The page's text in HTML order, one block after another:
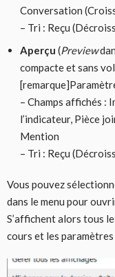
Conversation
– Tri : Reçu
Aperçu (Preview
compacte et sans
– Champs affichés :
l’indicateur, Pièce
Mention
– Tri : Reçu
Vous pouvez
dans le menu pour
S’affichent alors tous
cours et les